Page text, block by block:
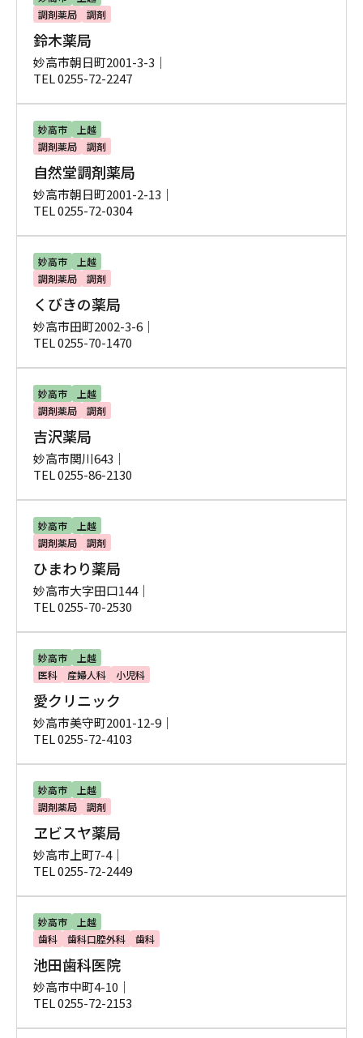
調剤薬局
調剤
鈴木薬局
妙高市朝日町2001-3-3｜
TEL 0255-72-2247
妙高市
上越
調剤薬局
調剤
自然堂調剤薬局
妙高市朝日町2001-2-13｜
TEL 0255-72-0304
妙高市
上越
調剤薬局
調剤
くびきの薬局
妙高市田町2002-3-6｜
TEL 0255-70-1470
妙高市
上越
調剤薬局
調剤
吉沢薬局
妙高市関川643｜
TEL 0255-86-2130
妙高市
上越
調剤薬局
調剤
ひまわり薬局
妙高市大字田口144｜
TEL 0255-70-2530
妙高市
上越
医科
産婦人科 小児科
愛クリニック
妙高市美守町2001-12-9｜
TEL 0255-72-4103
妙高市
上越
調剤薬局
調剤
ヱビスヤ薬局
妙高市上町7-4｜
TEL 0255-72-2449
妙高市
上越
歯科
歯科口腔外科 歯科
池田歯科医院
妙高市中町4-10｜
TEL 0255-72-2153